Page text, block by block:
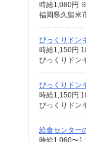
時給1,080円
福岡県久留米
びっくりドン
びっくりドン
びっくりドン
びっくりドン
給食センター